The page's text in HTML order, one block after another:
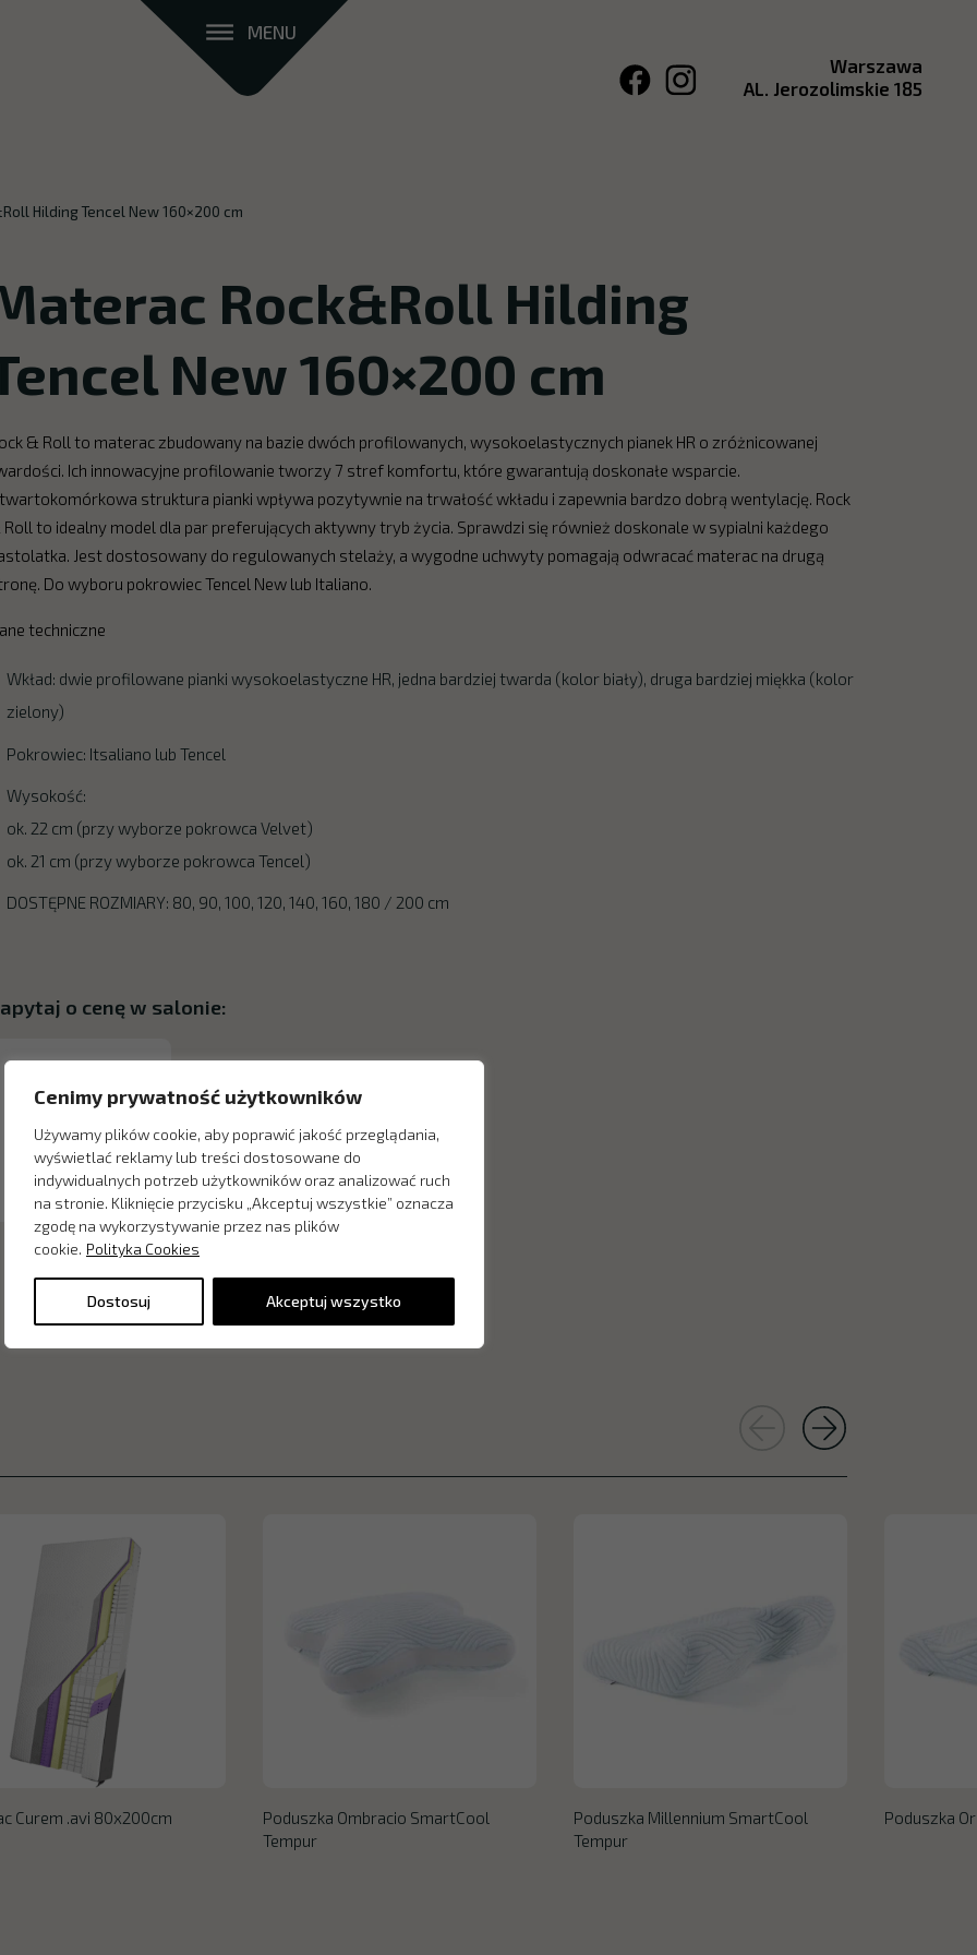
Cenimy prywatność użytkowników
Używamy plików cookie, aby poprawić jakość przeglądania,
wyświetlać reklamy lub treści dostosowane do
indywidualnych potrzeb użytkowników oraz analizować ruch
na stronie. Kliknięcie przycisku „Akceptuj wszystkie” oznacza
zgodę na wykorzystywanie przez nas plików
cookie. Polityka Cookies
Dostosuj Akceptuj wszystko
MENU
Warszawa
AL. Jerozolimskie 185
Hilding Tencel New 160×200 cm
Rock&Roll Hilding
New 160×200 cm
& Roll to materac zbudowany na bazie dwóch profilowanych, wysokoelastycznych pianek HR o zróżnicowanej
Ich innowacyjne profilowanie tworzy 7 stref komfortu, które gwarantują doskonałe wsparcie.
struktura pianki wpływa pozytywnie na trwałość wkładu i zapewnia bardzo dobrą wentylację. Rock
Roll to idealny model dla par preferujących aktywny tryb życia. Sprawdzi się również doskonale w sypialni każdego
Jest dostosowany do regulowanych stelaży, a wygodne uchwyty pomagają odwracać materac na drugą
Do wyboru pokrowiec Tencel New lub Italiano.
techniczne
Wkład: dwie profilowane pianki wysokoelastyczne HR, jedna bardziej twarda (kolor biały), druga bardziej miękka (kolor
zielony)
Pokrowiec: Itsaliano lub Tencel
Wysokość:
ok. 22 cm (przy wyborze pokrowca Velvet)
ok. 21 cm (przy wyborze pokrowca Tencel)
DOSTĘPNE ROZMIARY: 80, 90, 100, 120, 140, 160, 180 / 200 cm
o cenę w salonie:
Curem .avi 80x200cm
Poduszka Ombracio SmartCool
Tempur
Poduszka Millennium SmartCool
Tempur
Poduszka